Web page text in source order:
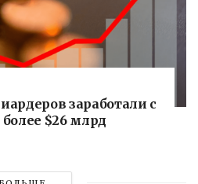
заработали с
$26 млрд